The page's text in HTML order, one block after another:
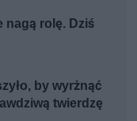
nagą rolę. Dziś
by wyrżnąć
twierdzę